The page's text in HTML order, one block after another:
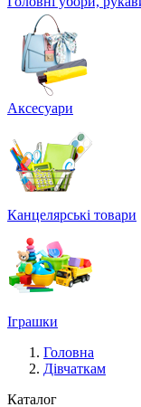
Аксесуари
Канцелярські товари
Іграшки
Головна
Дівчаткам
Каталог